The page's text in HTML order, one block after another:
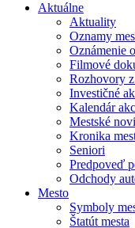
Aktuálne
Aktuality
Oznamy
Oznámenie
Filmové
Rozhovory
Investičné
Kalendár
Mestské
Kronika
Seniori
Predpoveď
Odchody
Mesto
Symboly
Štatút mesta